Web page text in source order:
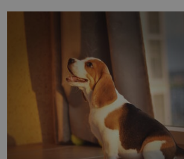
Syn brněnského řezníka chce být knězem a